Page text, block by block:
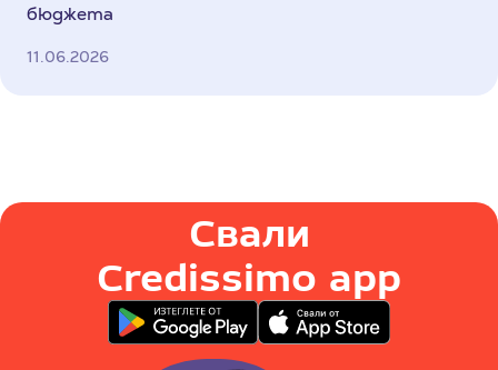
бюджета
11.06.2026
Свали
Credissimo app